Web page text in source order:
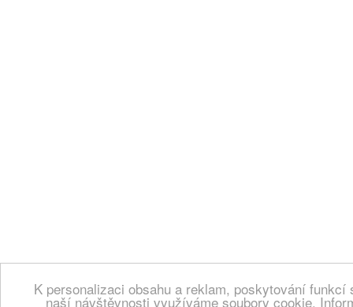
K personalizaci obsahu a reklam, poskytování
naší návštěvnosti využíváme soubory cookie.